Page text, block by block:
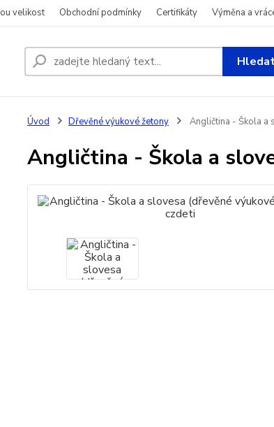
velikost Obchodní podmínky Certifikáty Výměna a
Úvod Dřevěné výukové žetony Angličtina - Škola a
Angličtina - Škola a